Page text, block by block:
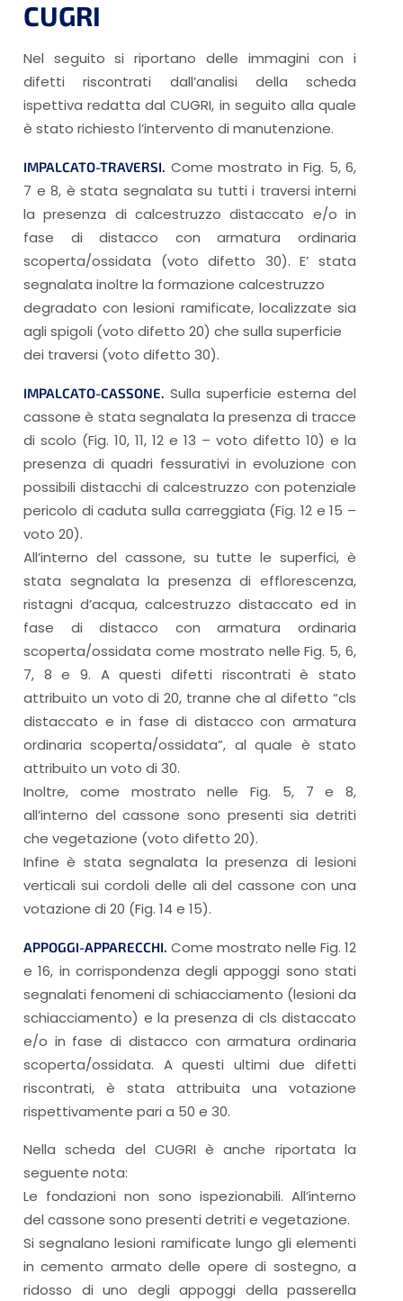
CUGRI
Nel seguito si riportano delle immagini con i
difetti riscontrati dall’analisi della scheda
ispettiva redatta dal CUGRI, in seguito alla quale
è stato richiesto l’intervento di manutenzione.
IMPALCATO-TRAVERSI. Come mostrato in Fig. 5, 6,
7 e 8, è stata segnalata su tutti i traversi interni
la presenza di calcestruzzo distaccato e/o in
fase di distacco con armatura ordinaria
scoperta/ossidata (voto difetto 30). E’ stata
segnalata inoltre la formazione calcestruzzo
degradato con lesioni ramificate, localizzate sia
agli spigoli (voto difetto 20) che sulla superficie
dei traversi (voto difetto 30).
IMPALCATO-CASSONE. Sulla superficie esterna del
cassone è stata segnalata la presenza di tracce
di scolo (Fig. 10, 11, 12 e 13 – voto difetto 10) e la
presenza di quadri fessurativi in evoluzione con
possibili distacchi di calcestruzzo con potenziale
pericolo di caduta sulla carreggiata (Fig. 12 e 15 –
voto 20).
All’interno del cassone, su tutte le superfici, è
stata segnalata la presenza di efflorescenza,
ristagni d’acqua, calcestruzzo distaccato ed in
fase di distacco con armatura ordinaria
scoperta/ossidata come mostrato nelle Fig. 5, 6,
7, 8 e 9. A questi difetti riscontrati è stato
attribuito un voto di 20, tranne che al difetto “cls
distaccato e in fase di distacco con armatura
ordinaria scoperta/ossidata”, al quale è stato
attribuito un voto di 30.
Inoltre, come mostrato nelle Fig. 5, 7 e 8,
all’interno del cassone sono presenti sia detriti
che vegetazione (voto difetto 20).
Infine è stata segnalata la presenza di lesioni
verticali sui cordoli delle ali del cassone con una
votazione di 20 (Fig. 14 e 15).
APPOGGI-APPARECCHI. Come mostrato nelle Fig. 12
e 16, in corrispondenza degli appoggi sono stati
segnalati fenomeni di schiacciamento (lesioni da
schiacciamento) e la presenza di cls distaccato
e/o in fase di distacco con armatura ordinaria
scoperta/ossidata. A questi ultimi due difetti
riscontrati, è stata attribuita una votazione
rispettivamente pari a 50 e 30.
Nella scheda del CUGRI è anche riportata la
seguente nota:
Le fondazioni non sono ispezionabili. All’interno
del cassone sono presenti detriti e vegetazione.
Si segnalano lesioni ramificate lungo gli elementi
in cemento armato delle opere di sostegno, a
ridosso di uno degli appoggi della passerella